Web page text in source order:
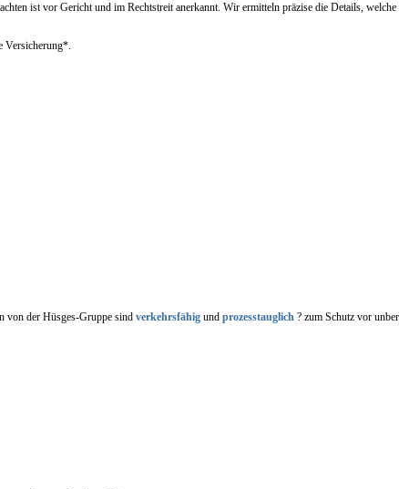
ist vor Gericht und im Rechtstreit anerkannt. Wir ermitteln präzise die Details,
Versicherung*.
von der Hüsges-Gruppe sind verkehrsfähig und prozesstauglich ? zum Schutz vor